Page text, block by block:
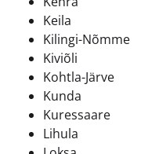
Keila
Kilingi-Nõmme
Kiviõli
Kohtla-Järve
Kunda
Kuressaare
Lihula